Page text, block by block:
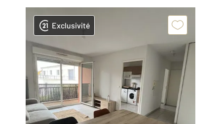
Exclusivité